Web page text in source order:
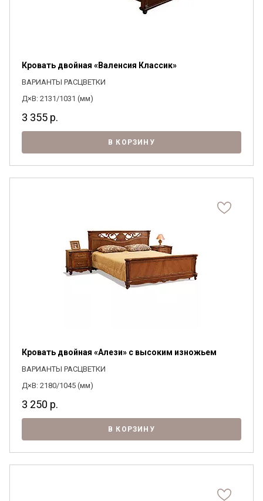
Кровать двойная «Валенсия Классик»
ВАРИАНТЫ РАСЦВЕТКИ
Д×В: 2131/1031 (мм)
3 355 р.
В КОРЗИНУ
Кровать двойная «Алези» с высоким изножьем
ВАРИАНТЫ РАСЦВЕТКИ
Д×В: 2180/1045 (мм)
3 250 р.
В КОРЗИНУ